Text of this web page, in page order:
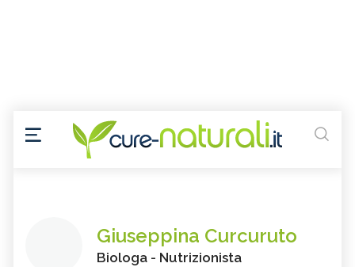
Giuseppina Curcuruto
Biologa - Nutrizionista